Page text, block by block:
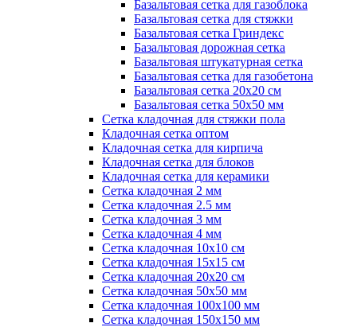
Базальтовая сетка для газоблока
Базальтовая сетка для стяжки
Базальтовая сетка Гриндекс
Базальтовая дорожная сетка
Базальтовая штукатурная сетка
Базальтовая сетка для газобетона
Базальтовая сетка 20x20 см
Базальтовая сетка 50x50 мм
Сетка кладочная для стяжки пола
Кладочная сетка оптом
Кладочная сетка для кирпича
Кладочная сетка для блоков
Кладочная сетка для керамики
Сетка кладочная 2 мм
Сетка кладочная 2.5 мм
Сетка кладочная 3 мм
Сетка кладочная 4 мм
Сетка кладочная 10x10 см
Сетка кладочная 15x15 см
Сетка кладочная 20x20 см
Сетка кладочная 50x50 мм
Сетка кладочная 100x100 мм
Сетка кладочная 150x150 мм